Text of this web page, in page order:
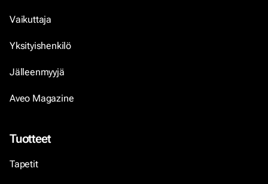
Vaikuttaja
Yksityishenkilö
Jälleenmyyjä
Aveo Magazine
Tuotteet
Tapetit